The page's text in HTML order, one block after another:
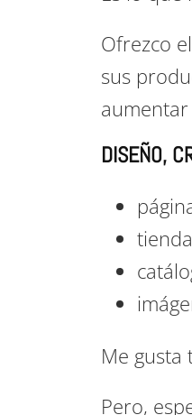
Ofrezco
sus
DISEÑO,
Me gusta
Pero,